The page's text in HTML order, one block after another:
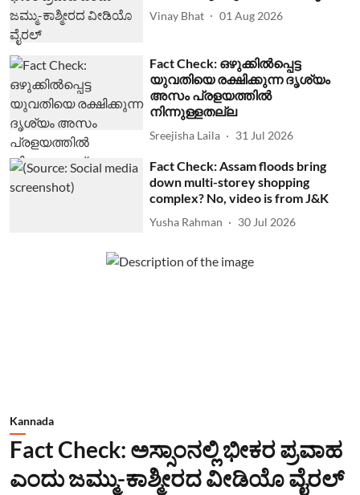
Vinay Bhat 01 Aug 2026
Fact Check: ഒഴുക്കില്‍പ്പെട്ട
യുവതിയെ രക്ഷിക്കുന്ന ദൃശ്യം
അസം പ്രളയത്തില്‍
നിന്നുള്ളതല്ല
Sreejisha Laila 31 Jul 2026
Fact Check: Assam floods bring
down multi-storey shopping
complex? No, video is from J&K
Yusha Rahman 30 Jul 2026
Kannada
Fact Check: ಅಸ್ಸಾಂನಲ್ಲಿ ಭೀಕರ ಪ್ರವಾಹ
ಎಂದು ಜಮ್ಮು-ಕಾಶ್ಮೀರದ ವೀಡಿಯೊ ವೈರಲ್